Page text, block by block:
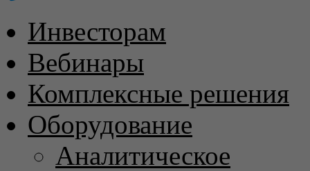
Инвесторам
Вебинары
Комплексные решения
Оборудование
Аналитическое